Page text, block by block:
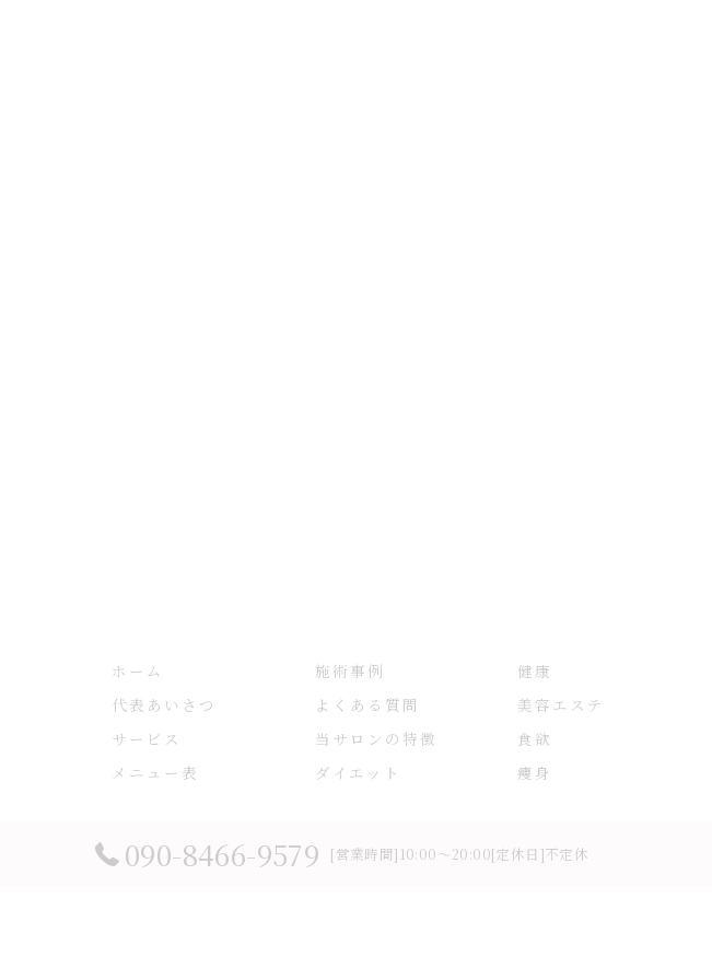
090-8466-9579 [営業時間]10:00～20:00[定休日]不定休
ホーム
代表あいさつ
サービス
メニュー表
施術事例
よくある質問
当サロンの特徴
ダイエット
健康
美容エステ
食欲
痩身
© 2026 大阪府大阪市の耳つぼなら耳つぼ